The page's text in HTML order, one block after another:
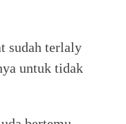
sudah terlaly
untuk tidak